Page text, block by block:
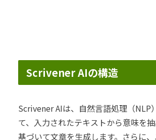
Scrivener AIの構造
Scrivener AIは、自然言語処理（NLP
て、入力されたテキストから意味を
基づいて文章を生成します。さらに